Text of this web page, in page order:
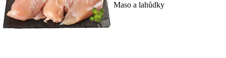
Maso a lahůdky